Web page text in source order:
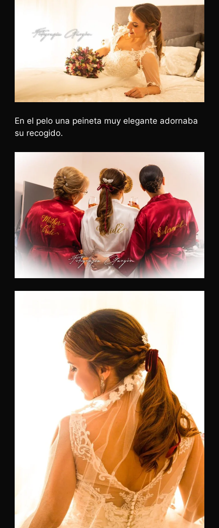
En el pelo una peineta muy elegante adornaba
su recogido.